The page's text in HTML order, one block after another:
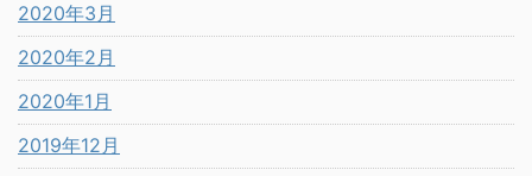
2020年3月
2020年2月
2020年1月
2019年12月